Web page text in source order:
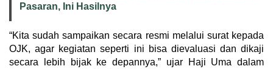
Pasaran, Ini Hasilnya
“Kita sudah sampaikan secara resmi melalui surat kepada
OJK, agar kegiatan seperti ini bisa dievaluasi dan dikaji
secara lebih bijak ke depannya,” ujar Haji Uma dalam